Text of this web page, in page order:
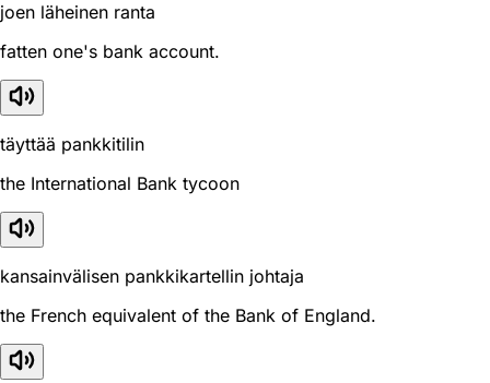
joen läheinen ranta
fatten one's bank account.
täyttää pankkitilin
the International Bank tycoon
kansainvälisen pankkikartellin johtaja
the French equivalent of the Bank of England.